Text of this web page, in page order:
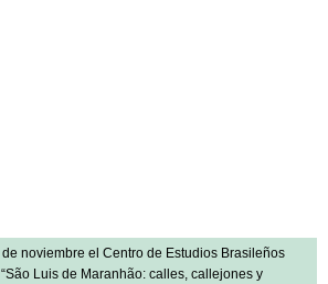
noviembre el Centro de Estudios Brasileños
Luis de Maranhão: calles, callejones y